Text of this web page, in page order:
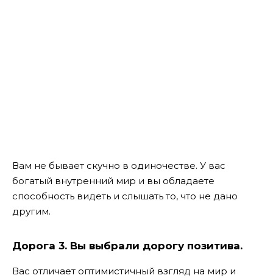
Вам не бывает скучно в одиночестве. У вас
богатый внутренний мир и вы обладаете
способность видеть и слышать то, что не дано
другим.
Дорога 3. Вы выбрали дорогу позитива.
Вас отличает оптимистичный взгляд на мир и